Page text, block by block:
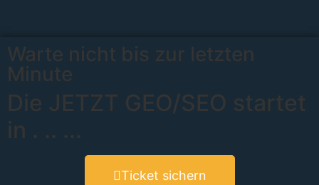
Warte nicht bis zur letzten
Minute
Die JETZT GEO/SEO startet
in . .. ...
Ticket sichern